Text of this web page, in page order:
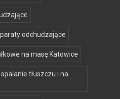
odchudzające
na masę Katowice
tłuszczu i na